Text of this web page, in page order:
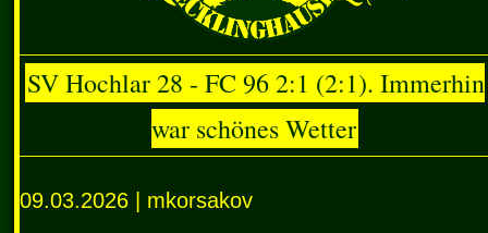
SV Hochlar 28 - FC 96 2:1 (2:1). Immerhin
war schönes Wetter
09.03.2026 | mkorsakov